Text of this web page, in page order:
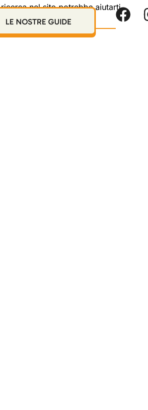
LE NOSTRE GUIDE
nel sito potrebbe aiutarti.